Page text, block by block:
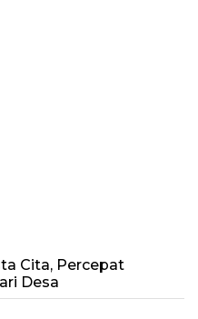
Cita, Percepat
Desa